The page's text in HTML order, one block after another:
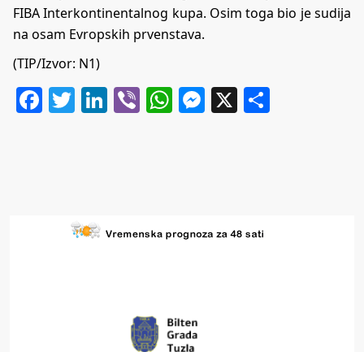
FIBA Interkontinentalnog kupa. Osim toga bio je sudija
na osam Evropskih prvenstava.
(TIP/Izvor: N1)
Facebook
Twitter
LinkedIn
ViberWhatsApp
Messenger
X